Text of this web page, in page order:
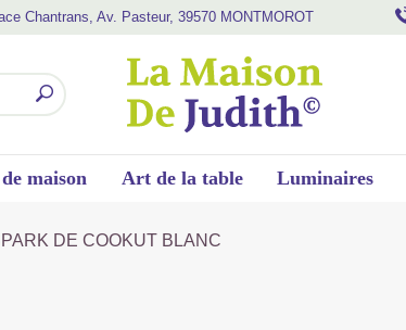
Chantrans, Av. Pasteur, 39570 MONTMOROT
maison Art de la table Luminaires
DE COOKUT BLANC